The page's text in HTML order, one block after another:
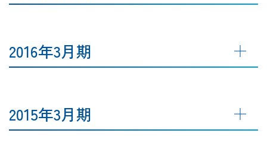
2016年3月期
2015年3月期